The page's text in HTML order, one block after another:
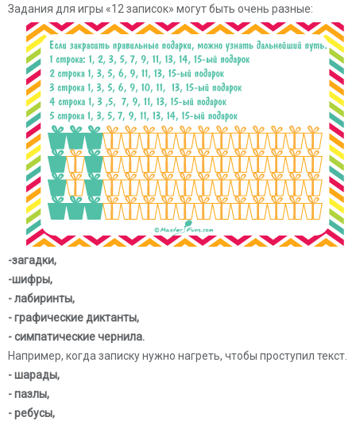
Задания для игры «12 записок» могут быть очень разные:
-загадки,
-шифры,
- лабиринты,
- графические диктанты,
- симпатические чернила.
Например, когда записку нужно нагреть, чтобы проступил текст.
- шарады,
- пазлы,
- ребусы,